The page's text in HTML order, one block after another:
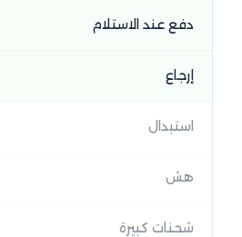
دفع عند الاستلام
إرجاع
استبدال
هش
شحنات كبيرة